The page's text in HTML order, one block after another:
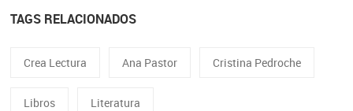
TAGS RELACIONADOS
Crea Lectura Ana Pastor Cristina Pedroche
Libros Literatura